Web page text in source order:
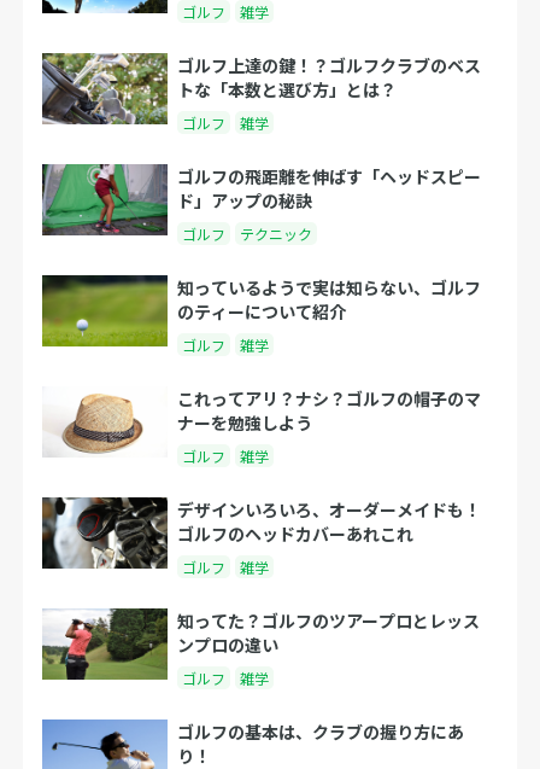
ゴルフ 雑学
ゴルフ上達の鍵！？ゴルフクラブのベス
トな「本数と選び方」とは？
ゴルフ 雑学
ゴルフの飛距離を伸ばす「ヘッドスピー
ド」アップの秘訣
ゴルフ テクニック
知っているようで実は知らない、ゴルフ
のティーについて紹介
ゴルフ 雑学
これってアリ？ナシ？ゴルフの帽子のマ
ナーを勉強しよう
ゴルフ 雑学
デザインいろいろ、オーダーメイドも！
ゴルフのヘッドカバーあれこれ
ゴルフ 雑学
知ってた？ゴルフのツアープロとレッス
ンプロの違い
ゴルフ 雑学
ゴルフの基本は、クラブの握り方にあ
り！